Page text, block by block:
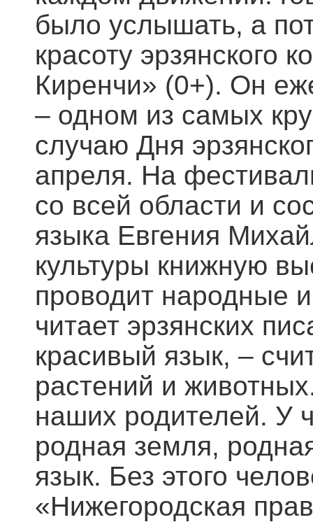
было услышать, а
красоту эрзянского
Киренчи» (0+). Он
– одном из самых
случаю Дня
апреля. На
со всей области и
языка Евгения
культуры книжную
проводит народные
читает эрзянских
красивый язык, –
растений и
наших родителей. У
родная земля,
язык. Без этого
«Нижегородская